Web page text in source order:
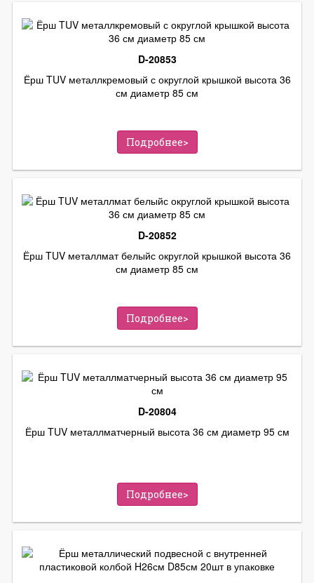
D-20853
Ёрш TUV металлкремовый с округлой крышкой высота 36
см диаметр 85 см
Подробнее>
D-20852
Ёрш TUV металлмат белыйс округлой крышкой высота 36
см диаметр 85 см
Подробнее>
D-20804
Ёрш TUV металлматчерный высота 36 см диаметр 95 см
Подробнее>